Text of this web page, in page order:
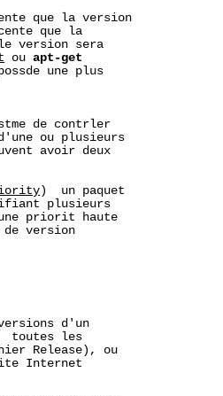
que la version
que la
version sera
ou apt-get
une plus
de contrler
ou plusieurs
avoir deux
)  un paquet
plusieurs
priorit haute
de version
d'un
toutes les
Release), ou
Internet